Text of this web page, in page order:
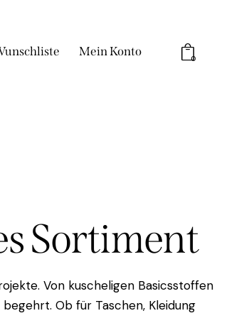
Mein Konto 0
Sortiment
Von kuscheligen Basicsstoffen
Ob für Taschen, Kleidung